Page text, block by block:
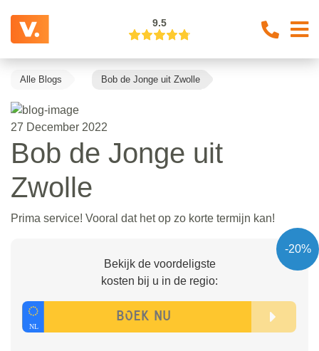
9.5
Alle Blogs Bob de Jonge uit Zwolle
27 December 2022
Bob de Jonge uit
Zwolle
Prima service! Vooral dat het op zo korte termijn kan!
-20%
Bekijk de voordeligste
kosten bij u in de regio: